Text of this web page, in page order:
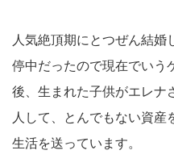
人気絶頂期にとつぜん結婚
停中だったので現在でいう
後、生まれた子供がエレナ
人して、とんでもない資産
生活を送っています。